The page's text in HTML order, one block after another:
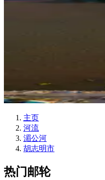
主页
河流
湄公河
胡志明市
热门邮轮